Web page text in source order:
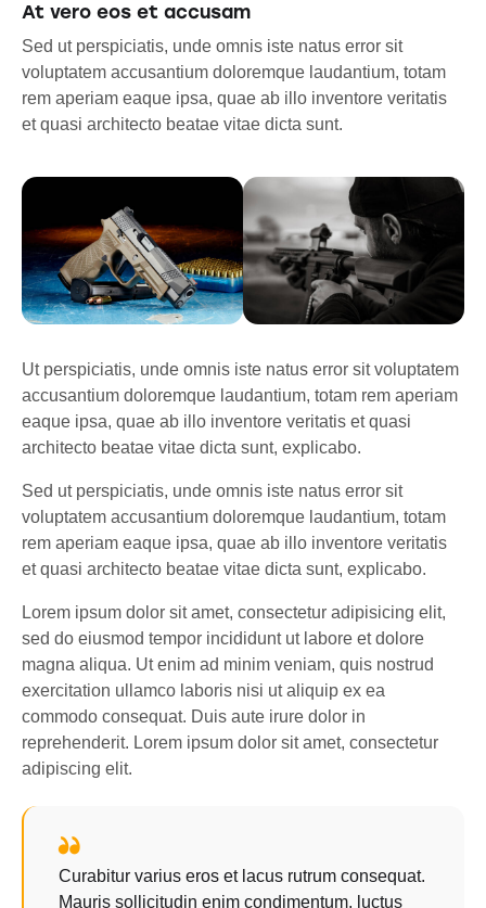
At vero eos et accusam
Sed ut perspiciatis, unde omnis iste natus error sit
voluptatem accusantium doloremque laudantium, totam
rem aperiam eaque ipsa, quae ab illo inventore veritatis
et quasi architecto beatae vitae dicta sunt.
Ut perspiciatis, unde omnis iste natus error sit voluptatem
accusantium doloremque laudantium, totam rem aperiam
eaque ipsa, quae ab illo inventore veritatis et quasi
architecto beatae vitae dicta sunt, explicabo.
Sed ut perspiciatis, unde omnis iste natus error sit
voluptatem accusantium doloremque laudantium, totam
rem aperiam eaque ipsa, quae ab illo inventore veritatis
et quasi architecto beatae vitae dicta sunt, explicabo.
Lorem ipsum dolor sit amet, consectetur adipisicing elit,
sed do eiusmod tempor incididunt ut labore et dolore
magna aliqua. Ut enim ad minim veniam, quis nostrud
exercitation ullamco laboris nisi ut aliquip ex ea
commodo consequat. Duis aute irure dolor in
reprehenderit. Lorem ipsum dolor sit amet, consectetur
adipiscing elit.
Curabitur varius eros et lacus rutrum consequat.
Mauris sollicitudin enim condimentum, luctus